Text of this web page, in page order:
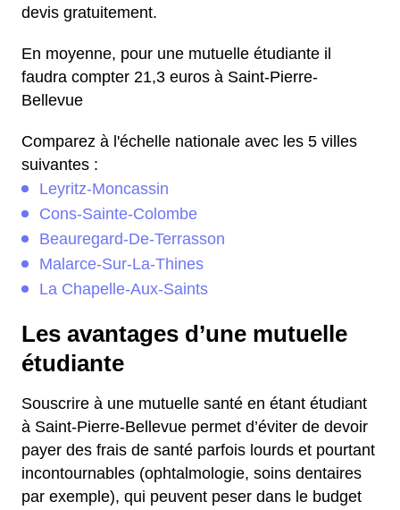
devis gratuitement.
En moyenne, pour une mutuelle étudiante il
faudra compter 21,3 euros à Saint-Pierre-
Bellevue
Comparez à l'échelle nationale avec les 5 villes
suivantes :
Leyritz-Moncassin
Cons-Sainte-Colombe
Beauregard-De-Terrasson
Malarce-Sur-La-Thines
La Chapelle-Aux-Saints
Les avantages d’une mutuelle
étudiante
Souscrire à une mutuelle santé en étant étudiant
à Saint-Pierre-Bellevue permet d’éviter de devoir
payer des frais de santé parfois lourds et pourtant
incontournables (ophtalmologie, soins dentaires
par exemple), qui peuvent peser dans le budget